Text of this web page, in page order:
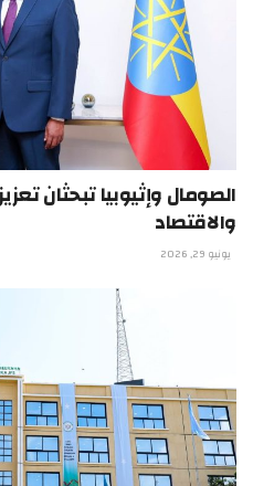
الصومال وإثيوبيا تبحثان
والاقتصاد
يونيو 29, 2026